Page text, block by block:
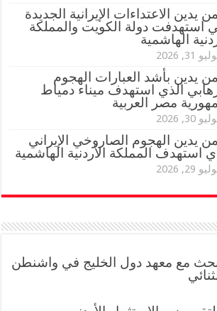
يدين الاعتداءات الإيرانية الجديدة
استهدفت دولة الكويت والمملكة
الهاشمية
31, 2026
يدين بأشد العبارات الهجوم
الذي استهدف ميناء دمياط
مصر العربية
30, 2026
يدين الهجوم الصاروخي الإيراني
استهدف المملكة الأردنية الهاشمية
29, 2026
مع معهد دول الخليج في واشنطن